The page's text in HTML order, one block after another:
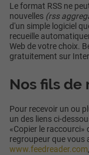
Le format RSS ne
nouvelles (rss
d'un simple logiciel
recueille
Web de votre choix.
gratuitement sur
Nos fils de
Pour recevoir un ou
un des liens ci-
«Copier le raccourci»
regroupeur que vous
www.feedreader.com,